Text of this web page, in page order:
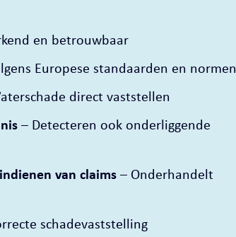
en betrouwbaar
Europese standaarden en normen
direct vaststellen
– Detecteren ook onderliggende
van claims – Onderhandelt
schadevaststelling